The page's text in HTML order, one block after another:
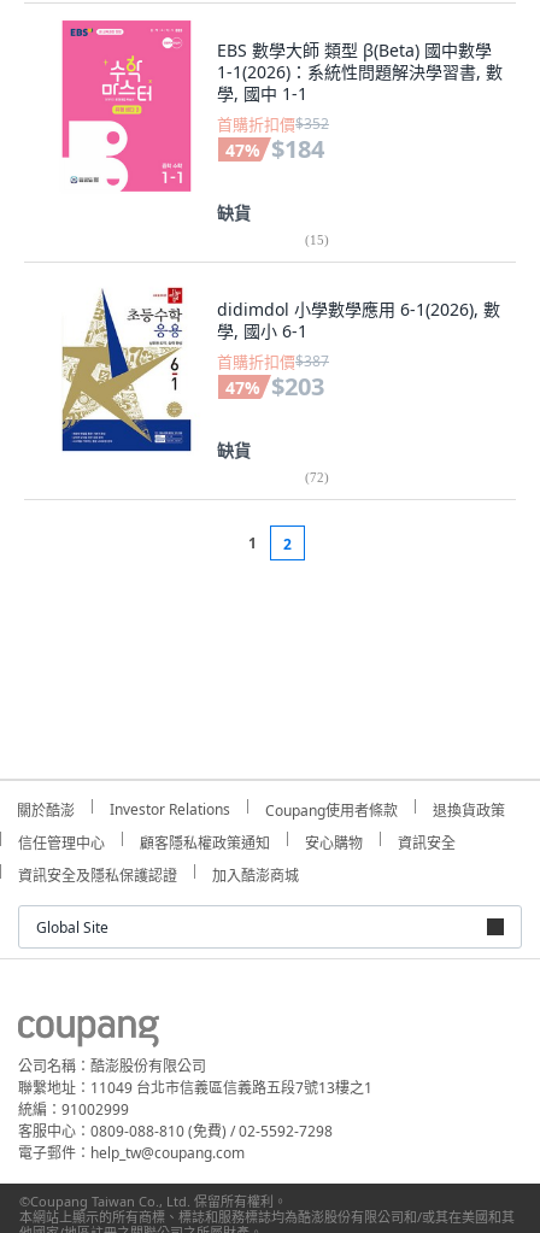
EBS 數學大師 類型 β(Beta) 國中數學
1-1(2026)：系統性問題解決學習書, 數
學, 國中 1-1
首購折扣價$352
47% $184
缺貨
(15)
didimdol 小學數學應用 6-1(2026), 數
學, 國小 6-1
首購折扣價$387
47% $203
缺貨
(72)
1 2
關於酷澎 Investor Relations Coupang使用者條款
退換貨政策
信任管理中心
顧客隱私權政策通知 安心購物
資訊安全
資訊安全及隱私保護認證
加入酷澎商城
Global Site
公司名稱：酷澎股份有限公司
聯繫地址：11049 台北市信義區信義路五段7號13樓之1
統編：91002999
客服中心：0809-088-810 (免費) / 02-5592-7298
電子郵件：help_tw@coupang.com
©Coupang Taiwan Co., Ltd. 保留所有權利。
本網站上顯示的所有商標、標誌和服務標誌均為酷澎股份有限公司和/或其在美國和其